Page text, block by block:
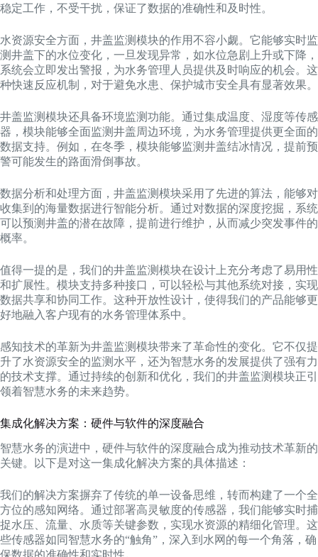
稳定工作，不受干扰，保证了数据的准确性和及时性。
水资源安全方面，井盖监测模块的作用不容小觑。它能够实时监
测井盖下的水位变化，一旦发现异常，如水位急剧上升或下降，
系统会立即发出警报，为水务管理人员提供及时响应的机会。这
种快速反应机制，对于避免水患、保护城市安全具有显著效果。
井盖监测模块还具备环境监测功能。通过集成温度、湿度等传感
器，模块能够全面监测井盖周边环境，为水务管理提供更全面的
数据支持。例如，在冬季，模块能够监测井盖结冰情况，提前预
警可能发生的路面滑倒事故。
数据分析和处理方面，井盖监测模块采用了先进的算法，能够对
收集到的海量数据进行智能分析。通过对数据的深度挖掘，系统
可以预测井盖的潜在故障，提前进行维护，从而减少突发事件的
概率。
值得一提的是，我们的井盖监测模块在设计上充分考虑了易用性
和扩展性。模块支持多种接口，可以轻松与其他系统对接，实现
数据共享和协同工作。这种开放性设计，使得我们的产品能够更
好地融入客户现有的水务管理体系中。
感知技术的革新为井盖监测模块带来了革命性的变化。它不仅提
升了水资源安全的监测水平，还为智慧水务的发展提供了强有力
的技术支撑。通过持续的创新和优化，我们的井盖监测模块正引
领着智慧水务的未来趋势。
集成化解决方案：硬件与软件的深度融合
智慧水务的演进中，硬件与软件的深度融合成为推动技术革新的
关键。以下是对这一集成化解决方案的具体描述：
我们的解决方案摒弃了传统的单一设备思维，转而构建了一个全
方位的感知网络。通过部署高灵敏度的传感器，我们能够实时捕
捉水压、流量、水质等关键参数，实现水资源的精细化管理。这
些传感器如同智慧水务的“触角”，深入到水网的每一个角落，确